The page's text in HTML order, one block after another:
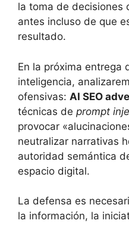
la toma de decisiones
antes incluso de que
resultado.
En la próxima entrega
inteligencia,
ofensivas: AI SEO
técnicas de prompt
provocar
neutralizar narrativas
autoridad semántica
espacio digital.
La defensa es
la información, la